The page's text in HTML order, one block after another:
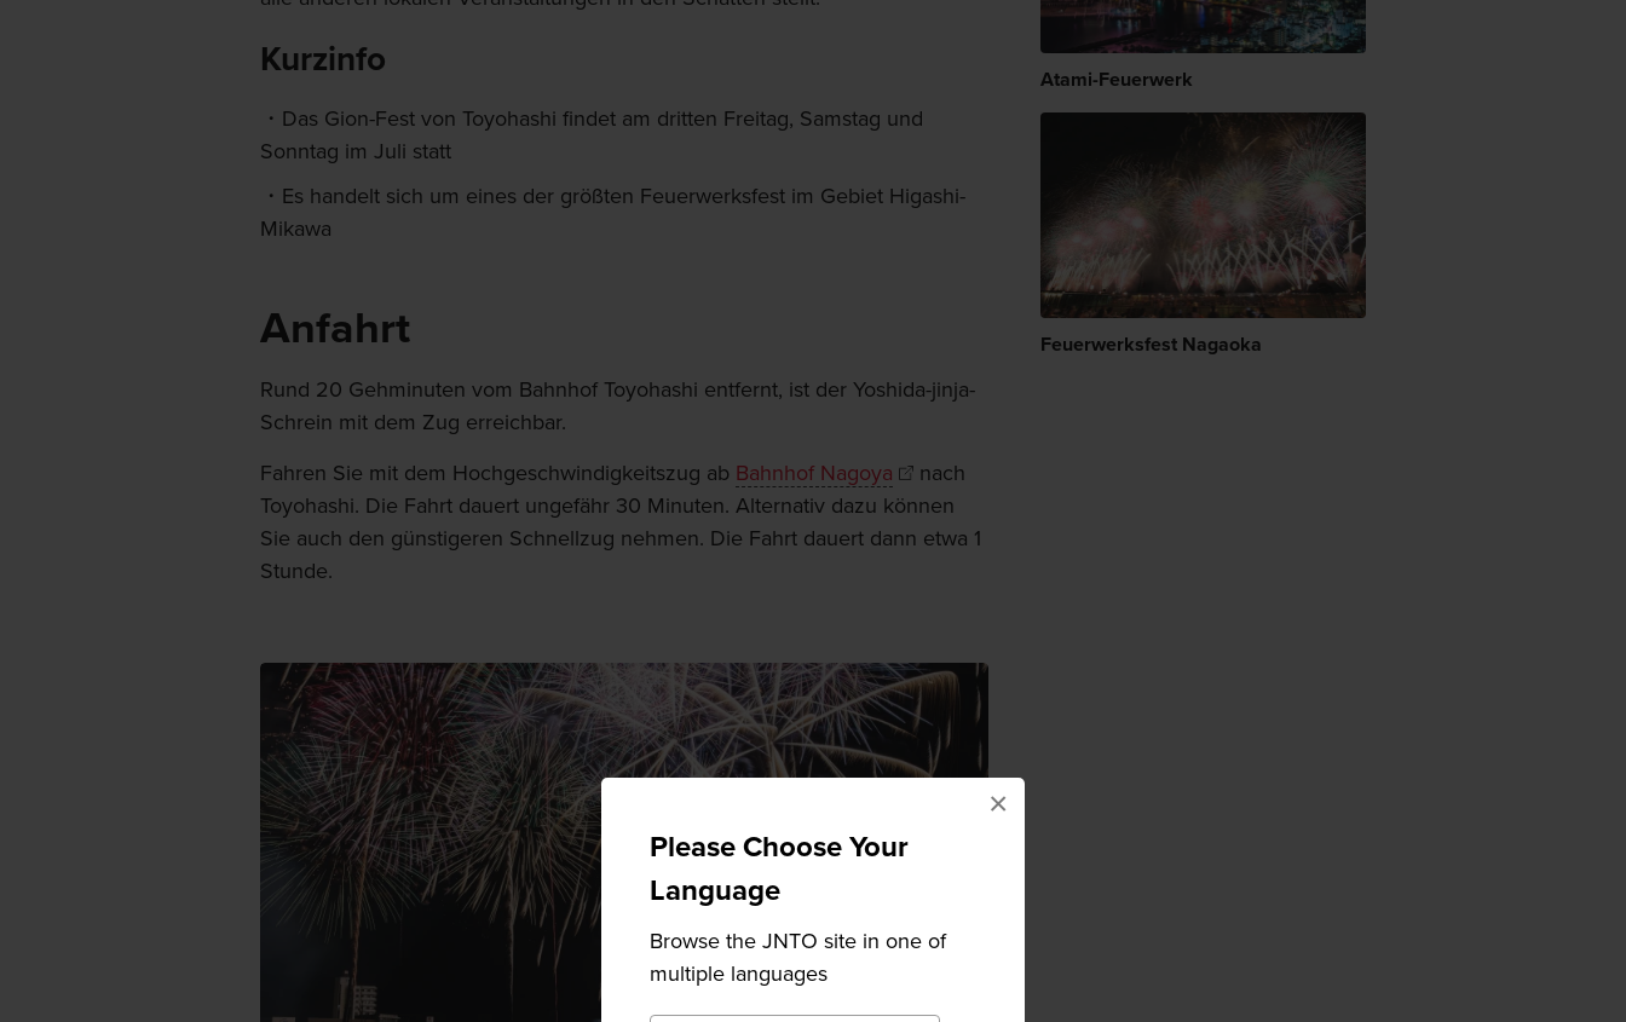
Please Choose Your
Language
Browse the JNTO site in one of
multiple languages
×
Kurzinfo
Das Gion-Fest von Toyohashi findet am dritten Freitag, Samstag und
Sonntag im Juli statt
Es handelt sich um eines der größten Feuerwerksfest im Gebiet Higashi-
Mikawa
Anfahrt
Rund 20 Gehminuten vom Bahnhof Toyohashi entfernt, ist der Yoshida-jinja-
Schrein mit dem Zug erreichbar.
Fahren Sie mit dem Hochgeschwindigkeitszug ab Bahnhof Nagoya
nach
Toyohashi. Die Fahrt dauert ungefähr 30 Minuten. Alternativ dazu können
Sie auch den günstigeren Schnellzug nehmen. Die Fahrt dauert dann etwa 1
Stunde.
Atami-Feuerwerk
Feuerwerksfest Nagaoka